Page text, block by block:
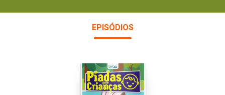
EPISÓDIOS